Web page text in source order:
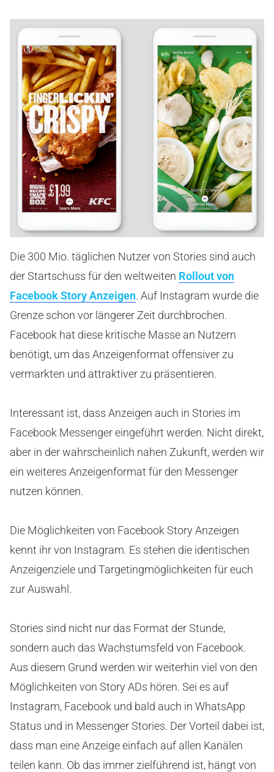
Die 300 Mio. täglichen Nutzer von Stories sind auch
der Startschuss für den weltweiten Rollout von
Facebook Story Anzeigen. Auf Instagram wurde die
Grenze schon vor längerer Zeit durchbrochen.
Facebook hat diese kritische Masse an Nutzern
benötigt, um das Anzeigenformat offensiver zu
vermarkten und attraktiver zu präsentieren.
Interessant ist, dass Anzeigen auch in Stories im
Facebook Messenger eingeführt werden. Nicht direkt,
aber in der wahrscheinlich nahen Zukunft, werden wir
ein weiteres Anzeigenformat für den Messenger
nutzen können.
Die Möglichkeiten von Facebook Story Anzeigen
kennt ihr von Instagram. Es stehen die identischen
Anzeigenziele und Targetingmöglichkeiten für euch
zur Auswahl.
Stories sind nicht nur das Format der Stunde,
sondern auch das Wachstumsfeld von Facebook.
Aus diesem Grund werden wir weiterhin viel von den
Möglichkeiten von Story ADs hören. Sei es auf
Instagram, Facebook und bald auch in WhatsApp
Status und in Messenger Stories. Der Vorteil dabei ist,
dass man eine Anzeige einfach auf allen Kanälen
teilen kann. Ob das immer zielführend ist, hängt von